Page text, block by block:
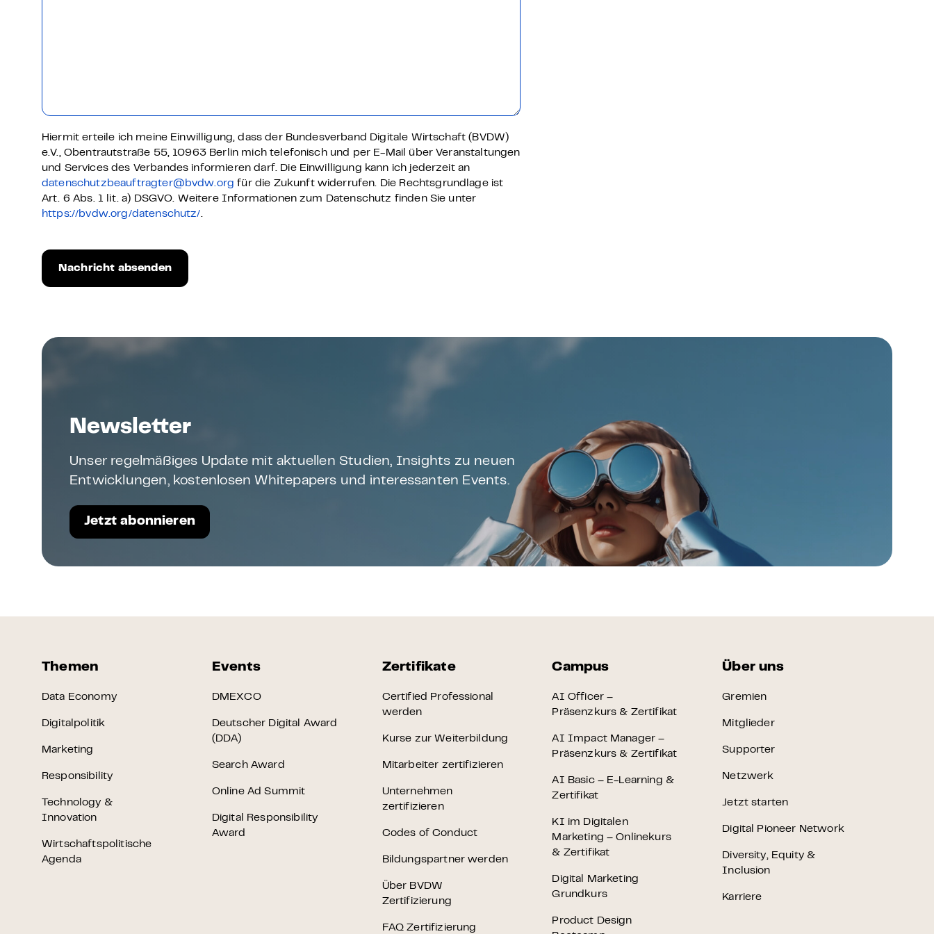
Hiermit erteile ich meine Einwilligung, dass der Bundesverband Digitale Wirtschaft (BVDW)
e.V., Obentrautstraße 55, 10963 Berlin mich telefonisch und per E-Mail über Veranstaltungen
und Services des Verbandes informieren darf. Die Einwilligung kann ich jederzeit an
datenschutzbeauftragter@bvdw.org für die Zukunft widerrufen. Die Rechtsgrundlage ist
Art. 6 Abs. 1 lit. a) DSGVO. Weitere Informationen zum Datenschutz finden Sie unter
https://bvdw.org/datenschutz/.
Newsletter
Unser regelmäßiges Update mit aktuellen Studien, Insights zu neuen
Entwicklungen, kostenlosen Whitepapers und interessanten Events.
Jetzt abonnieren
Themen
Data Economy
Digitalpolitik
Marketing
Responsibility
Technology &
Innovation
Wirtschaftspolitische
Agenda
Events
DMEXCO
Deutscher Digital Award
(DDA)
Search Award
Online Ad Summit
Digital Responsibility
Award
Zertifikate
Certified Professional
werden
Kurse zur Weiterbildung
Mitarbeiter zertifizieren
Unternehmen
zertifizieren
Codes of Conduct
Bildungspartner werden
Über BVDW
Zertifizierung
FAQ Zertifizierung
Campus
AI Officer –
Präsenzkurs & Zertifikat
AI Impact Manager –
Präsenzkurs & Zertifikat
AI Basic – E-Learning &
Zertifikat
KI im Digitalen
Marketing – Onlinekurs
& Zertifikat
Digital Marketing
Grundkurs
Product Design
Über uns
Gremien
Mitglieder
Supporter
Netzwerk
Jetzt starten
Digital Pioneer Network
Diversity, Equity &
Inclusion
Karriere